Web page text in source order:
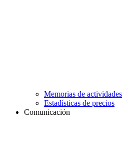
Memorias de actividades
Estadísticas de precios
Comunicación